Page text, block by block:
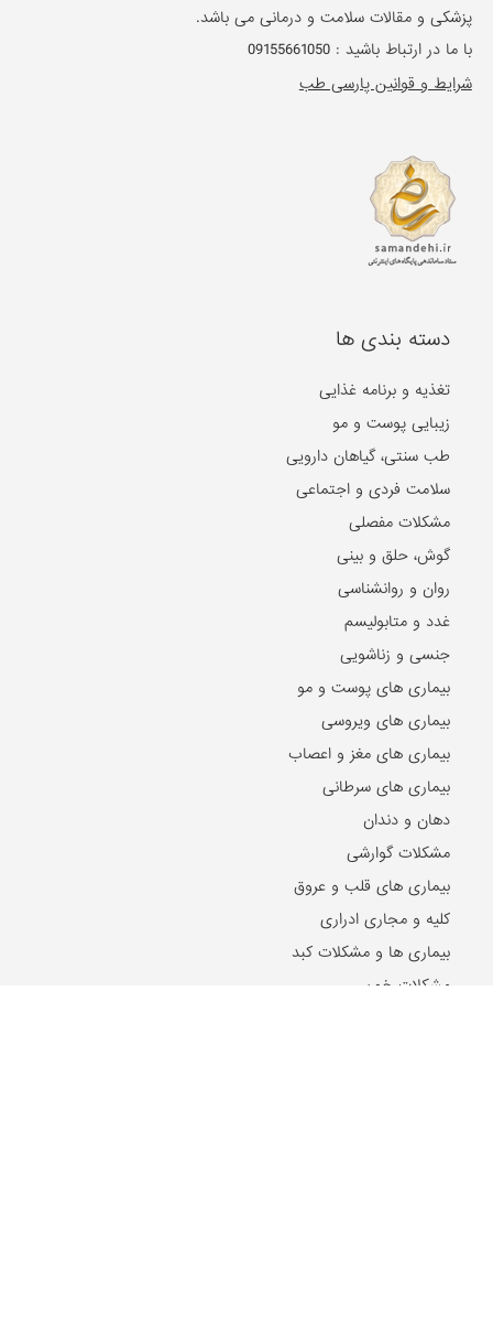
پزشکی و مقالات سلامت و درمانی می باشد.
با ما در ارتباط باشید :09155661050
شرایط و قوانین پارسی طب
دسته بندی ها
تغذیه و برنامه غذایی
زیبایی پوست و مو
طب سنتی، گیاهان دارویی
سلامت فردی و اجتماعی
مشکلات مفصلی
گوش، حلق و بینی
روان و روانشناسی
غدد و متابولیسم
جنسی و زناشویی
بیماری های پوست و مو
بیماری های ویروسی
بیماری های مغز و اعصاب
بیماری های سرطانی
دهان و دندان
مشکلات گوارشی
بیماری های قلب و عروق
کلیه و مجاری ادراری
بیماری ها و مشکلات کبد
مشکلات خون